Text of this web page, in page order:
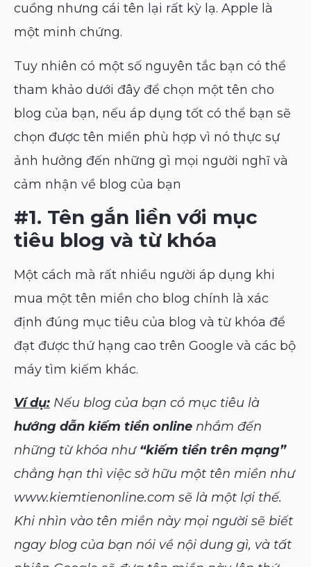
cuồng nhưng cái tên lại rất kỳ lạ. Apple là
một minh chứng.
Tuy nhiên có một số nguyên tắc bạn có thể
tham khảo dưới đây để chọn một tên cho
blog của bạn, nếu áp dụng tốt có thể bạn sẽ
chọn được tên miền phù hợp vì nó thực sự
ảnh hưởng đến những gì mọi người nghĩ và
cảm nhận về blog của bạn
#1. Tên gắn liền với mục
tiêu blog và từ khóa
Một cách mà rất nhiều người áp dụng khi
mua một tên miền cho blog chính là xác
định đúng mục tiêu của blog và từ khóa để
đạt được thứ hạng cao trên Google và các bộ
máy tìm kiếm khác.
Ví dụ: Nếu blog của bạn có mục tiêu là
hướng dẫn kiếm tiền online nhắm đến
những từ khóa như “kiếm tiền trên mạng”
chẳng hạn thì việc sở hữu một tên miền như
www.kiemtienonline.com sẽ là một lợi thế.
Khi nhìn vào tên miền này mọi người sẽ biết
ngay blog của bạn nói về nội dung gì, và tất